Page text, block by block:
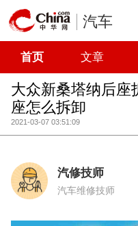
汽车
首页 文章
大众新桑塔纳后座
座怎么拆卸
2021-03-07 03:51:09
汽修技师
汽车维修技师